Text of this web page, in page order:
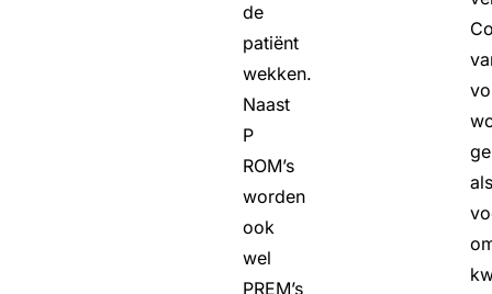
de
patiënt
wekken.
Naast
P
ROM’s
worden
ook
wel
PREM’s
als